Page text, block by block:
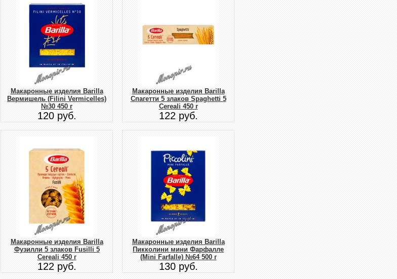
Макаронные изделия Barilla
Вермишель (Filini Vermicelles)
№30 450 г
120 руб.
Макаронные изделия Barilla
Спагетти 5 злаков Spaghetti 5
Cereali 450 г
122 руб.
Макаронные изделия Barilla
Фузилли 5 злаков Fusilli 5
Cereali 450 г
122 руб.
Макаронные изделия Barilla
Пикколини мини Фарфалле
(Mini Farfalle) №64 500 г
130 руб.